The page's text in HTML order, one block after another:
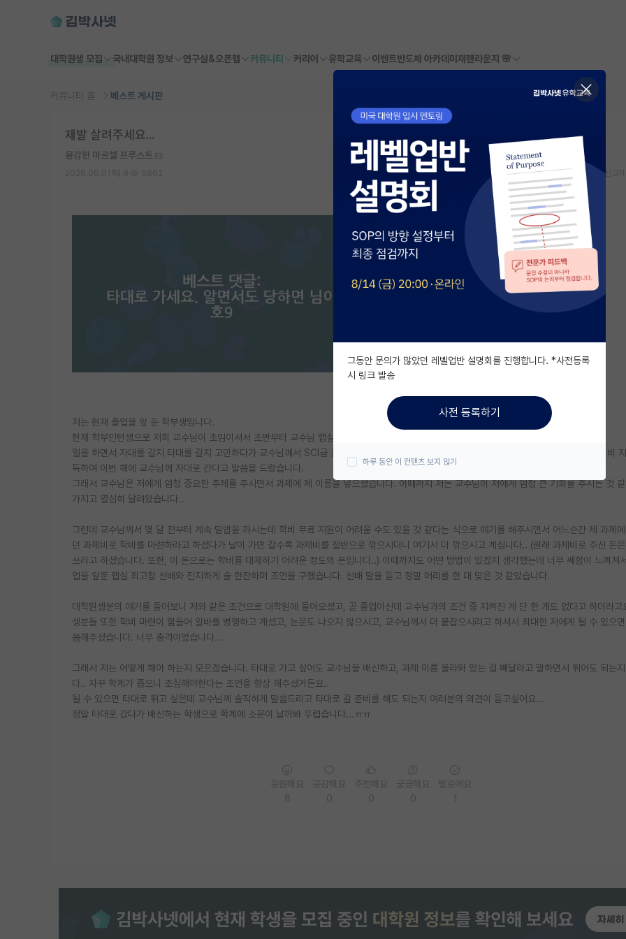
대학원생 모집 국내대학원 정보 연구실&오픈랩 커뮤니티 커리어 유학교육 이벤트반도체 아카데미 재팬라운지 🌸
커뮤니티 홈 베스트 게시판
제발 살려주세요...
용감한 마르셀 프루스트
스크랩 신고
저는 현재 졸업을 앞 둔 학부생입니다.
현재 학부인턴생으로 저희 교수님이 초임이셔서 초반부터 교수님 랩실에서 일했습니다.
일을 하면서 자대를 갈지 타대를 갈지 고민하다가 교수님께서 SCI급 논문과 특허, 학비 무료를 제안을 해주셔서 긴 고민 끝에 부모님께 무료 학비
득하여 이번 해에 교수님께 자대로 간다고 말씀을 드렸습니다.
그래서 교수님은 저에게 엄청 중요한 주제를 주시면서 과제에 제 이름을 넣으셨습니다. 이때까지 저는 교수님이 저에게 엄청 큰 기회를 주시는 것
가지고 열심히 달려왔습니다..
그런데 교수님께서 몇 달 전부터 계속 밑밥을 까시는데 학비 무료 지원이 어려울 수도 있을 것 같다는 식으로 얘기를 해주시면서 어느순간 제 과제
던 과제비로 학비를 마련하라고 하셨다가 날이 가면 갈수록 과제비를 절반으로 깎으시더니 여기서 더 깎으시고 계십니다.. (원래 과제비로 주신 돈
쓰라고 하셨습니다. 또한, 이 돈으로는 학비를 대체하기 어려운 정도의 돈입니다..) 이때까지도 어떤 방법이 있겠지 생각했는데 너무 쎄함이 느껴져
업을 앞둔 랩실 최고참 선배와 진지하게 술 한잔하며 조언을 구했습니다. 선배 말을 듣고 정말 머리를 한 대 맞은 것 같았습니다.
대학원생분의 얘기를 들어보니 저와 같은 조건으로 대학원에 들어오셨고, 곧 졸업이신데 교수님과의 조건 중 지켜진 게 단 한 개도 없다고 하더라고
생분들 또한 학비 마련이 힘들어 알바를 병행하고 계셨고, 논문도 나오지 않으시고, 교수님께서 더 붙잡으시려고 하셔서 최대한 저에게 될 수 있으
씀해주셨습니다. 너무 충격이었습니다...
그래서 저는 어떻게 해야 하는지 모르겠습니다. 타대로 가고 싶어도 교수님을 배신하고, 과제 이름 올라와 있는 걸 빼달라고 말하면서 튀어도 되는
다.. 자꾸 학계가 좁으니 조심해야한다는 조언을 항상 해주셨거든요..
될 수 있으면 타대로 튀고 싶은데 교수님께 솔직하게 말씀드리고 타대로 갈 준비를 해도 되는지 여러분의 의견이 듣고싶어요...
정말 타대로 갔다가 배신하는 학생으로 학계에 소문이 날까봐 두렵습니다...ㅠㅠ
그동안 문의가 많았던 레벨업반 설명회를 진행합니다. *사전등록
시 링크 발송
사전 등록하기
하루 동안 이 컨텐츠 보지 않기